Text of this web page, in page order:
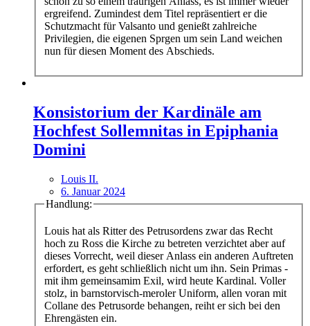
ergreifend. Zumindest dem Titel repräsentiert er die
Schutzmacht für Valsanto und genießt zahlreiche
Privilegien, die eigenen Sprgen um sein Land weichen
nun für diesen Moment des Abschieds.
Konsistorium der Kardinäle am
Hochfest Sollemnitas in Epiphania
Domini
Louis II.
6. Januar 2024
Handlung:
Louis hat als Ritter des Petrusordens zwar das Recht
hoch zu Ross die Kirche zu betreten verzichtet aber auf
dieses Vorrecht, weil dieser Anlass ein anderen Auftreten
erfordert, es geht schließlich nicht um ihn. Sein Primas -
mit ihm gemeinsamim Exil, wird heute Kardinal. Voller
stolz, in barnstorvisch-meroler Uniform, allen voran mit
Collane des Petrusorde behangen, reiht er sich bei den
Ehrengästen ein.